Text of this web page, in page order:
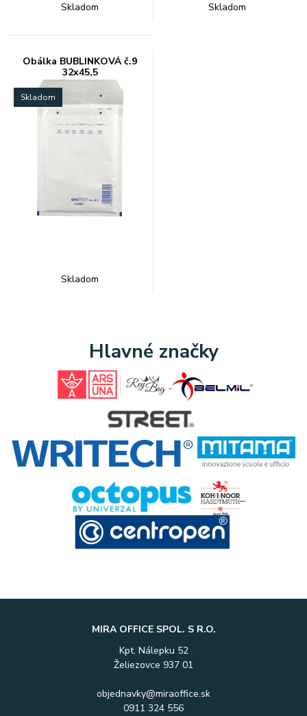
Skladom Skladom
Obálka BUBLINKOVÁ č.9
32x45,5
Skladom
Skladom
Hlavné značky
MIRA OFFICE SPOL. S R.O.
Kpt. Nálepku 52
Želiezovce 937 01
objednavky@miraoffice.sk
0911 324 556